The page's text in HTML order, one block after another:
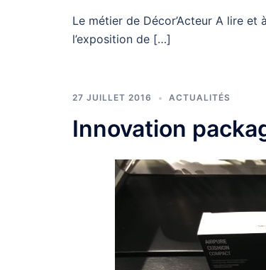
Le métier de Décor’Acteur A lire
l’exposition de […]
27 JUILLET 2016 ACTUALITÉS
Innovation